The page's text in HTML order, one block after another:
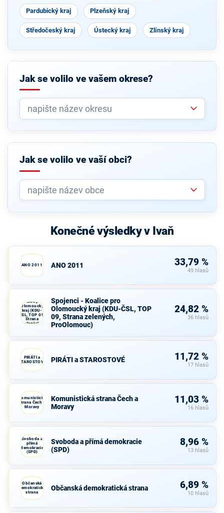
Pardubický kraj Plzeňský kraj
Středočeský kraj Ústecký kraj Zlínský kraj
Jak se volilo ve vašem okrese?
Jak se volilo ve vaší obci?
Konečné výsledky v Ivaň
ANO 2011 ANO 2011 33,79 %
49 hlasů
Koalice pro
Olomoucký
kraj (KDU-
ČSL, TOP 09,
Strana
zelených,
Spojenci - Koalice pro
Olomoucký kraj (KDU-ČSL, TOP
09, Strana zelených,
ProOlomouc)
24,82 %
36 hlasů
PIRÁTI a
STAROSTOVÉ
PIRÁTI a STAROSTOVÉ 11,72 %
17 hlasů
Komunistická
strana Čech a
Moravy
Komunistická strana Čech a
Moravy
11,03 %
16 hlasů
Svoboda a
přímá
demokracie
(SPD)
Svoboda a přímá demokracie
(SPD)
8,96 %
13 hlasů
Občanská
demokratická
strana
Občanská demokratická strana 6,89 %
10 hlasů